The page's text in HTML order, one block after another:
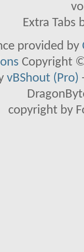
Extra Tabs
provided by
Copyright
vBShout (Pro)
copyright by